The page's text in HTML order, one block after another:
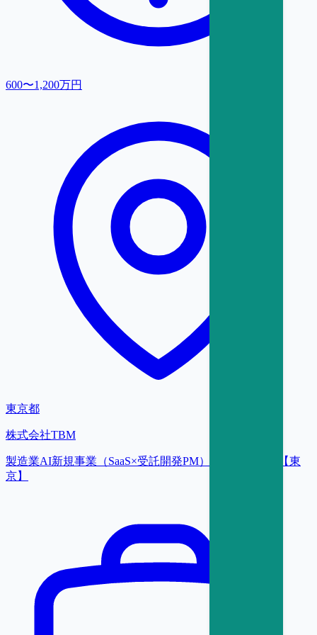
600〜1,200万円
東京都
株式会社TBM
製造業AI新規事業（SaaS×受託開発PM）／部門長候補【東
京】